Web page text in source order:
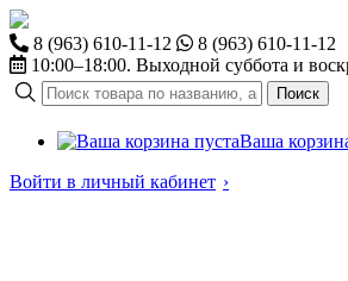
8 (963) 610-11-12
8 (963) 610-11-12
10:00–18:00. Выходной суббота и
Поиск
Ваша
Войти в личный кабинет ›